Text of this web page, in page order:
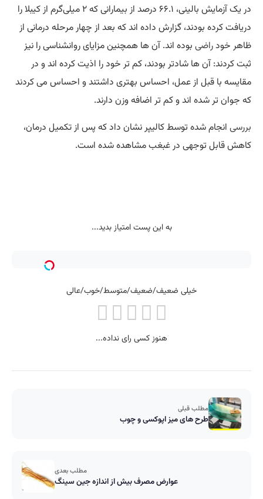
در یک آزمایش بالینی، ۶۶.۱ درصد از بیمارانی که ۲ میلی‌گرم از کیبلا را
دریافت کرده بودند، گزارش داده اند که بعد از چهار مرحله درمانی از
ظاهر خودراضی بوده اند. آن ‌ها همچنین مزایای روانشناسی را نیز
ثبت کردند: آن‌ ها شادتر بودند، کم ‌تر خود را اذیت کرده اند و در
مقایسه با قبل از عمل، احساس بهتری داشتند و احساس می‌ کردند
که جوان ‌تر شده اند و کم‌ تر اضافه ‌وزن دارند.
بررسی انجام ‌شده توسط کالیپر نشان داد که پس از تکمیل درمان،
کاهش قابل ‌توجهی در غبغب مشاهده شده است.
به این پست امتیاز بدید...
خیلی ضعیف/ضعیف/متوسط/خوب/عالی
هنوز کسی رای نداده...
مطلب قبلی
طرح های میز اپوکسی و چوب
مطلب بعدی
عوارض مصرف بیش از اندازه جین سینگ